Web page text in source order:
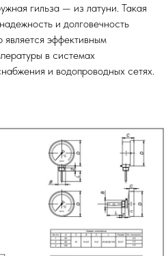
гильза — из латуни. Такая
и долговечность
является эффективным
в системах
и водопроводных сетях.